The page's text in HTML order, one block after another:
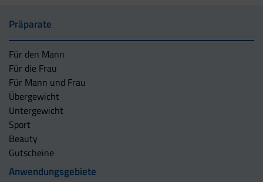
Präparate
Für den Mann
Für die Frau
Für Mann und Frau
Übergewicht
Untergewicht
Sport
Beauty
Gutscheine
Anwendungsgebiete